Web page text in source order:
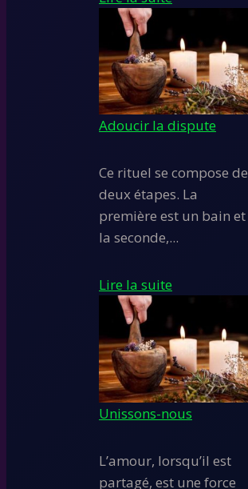
Adoucir la dispute
Ce rituel se compose de
deux étapes. La
première est un bain et
la seconde,...
Lire la suite
Unissons-nous
L’amour, lorsqu’il est
partagé, est une force